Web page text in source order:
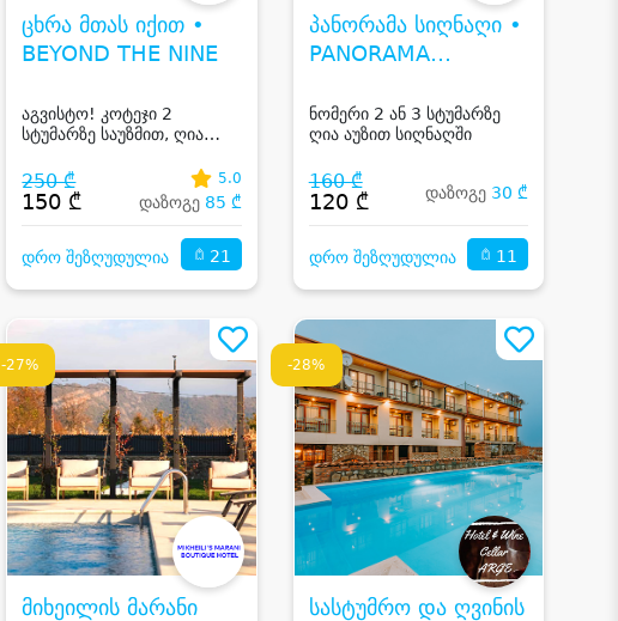
ცხრა მთას იქით •
BEYOND THE NINE
აგვისტო! კოტეჯი 2
სტუმარზე საუზმით, ღია
250 ₾
150 ₾
5.0
დაზოგე 85 ₾
დრო შეზღუდულია 21
პანორამა სიღნაღი •
PANORAMA
ნომერი 2 ან 3 სტუმარზე
ღია აუზით სიღნაღში
160 ₾
120 ₾ დაზოგე 30 ₾
დრო შეზღუდულია 11
-27%
მიხეილის მარანი
-28%
სასტუმრო და ღვინის